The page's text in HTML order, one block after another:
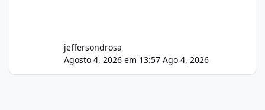
jeffersondrosa
Agosto 4, 2026 em 13:57 Ago 4, 2026